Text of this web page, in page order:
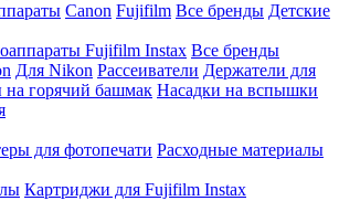
Canon Fujifilm Все бренды Детские
Fujifilm Instax Все бренды
Для Nikon Рассеиватели Держатели для
на горячий башмак Насадки на вспышки
для фотопечати Расходные материалы
Картриджи для Fujifilm Instax